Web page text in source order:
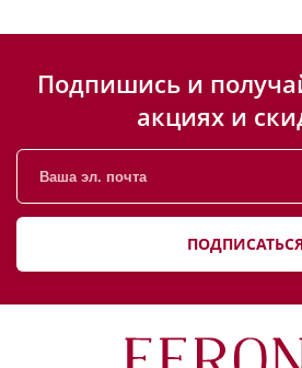
Подпишись и
акциях и
ПОДПИСАТЬСЯ